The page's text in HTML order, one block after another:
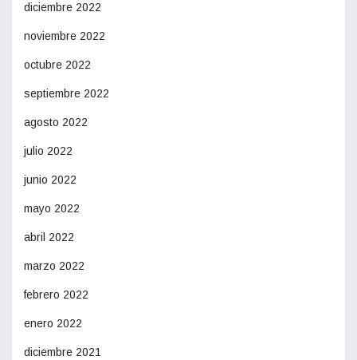
diciembre 2022
noviembre 2022
octubre 2022
septiembre 2022
agosto 2022
julio 2022
junio 2022
mayo 2022
abril 2022
marzo 2022
febrero 2022
enero 2022
diciembre 2021